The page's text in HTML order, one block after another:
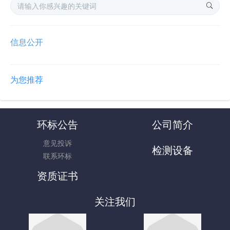
信息公开
为您推荐
环标公告
意见投诉
联系环标
公司简介
检测设备
资质证书
关注我们